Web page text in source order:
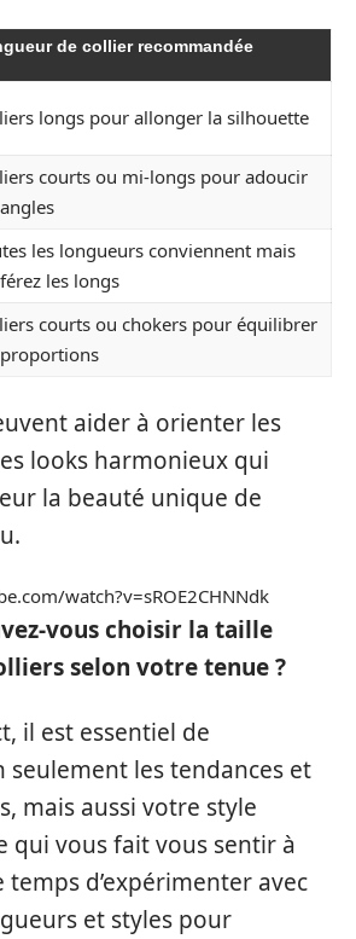
de collier recommandée
longs pour allonger la silhouette
courts ou mi-longs pour adoucir
les longueurs conviennent mais
les longs
courts ou chokers pour équilibrer
aider à orienter les
looks harmonieux qui
la beauté unique de
watch?v=sROE2CHNNdk
vous choisir la taille
selon votre tenue ?
il est essentiel de
seulement les tendances et
mais aussi votre style
qui vous fait vous sentir à
temps d’expérimenter avec
et styles pour